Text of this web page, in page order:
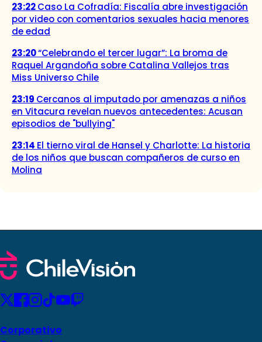
23:22Caso La Cofradía: Fiscalía abre investigación
por video con comentarios sexuales hacia menores
de edad
23:20“Celebrando el tercer lugar”: La broma de
Raquel Argandoña sobre Catalina Vallejos tras
Miss Universo Chile
23:19 Cercanos al imputado por amenazas a niños
en Vitacura revelan nuevos antecedentes: Acusan
episodios de "bullying"
23:14 El tierno viral de Hansel y Charlotte: La historia
de los niños que buscan compañeros de curso en
Molina
Corporativo